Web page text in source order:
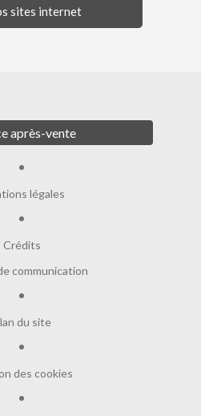
sites internet
après-vente
légales
Crédits
communication
du site
des cookies